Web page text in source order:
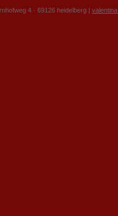
4 · 69126 heidelberg |